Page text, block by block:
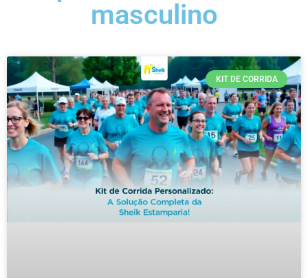
masculino
KIT DE CORRIDA